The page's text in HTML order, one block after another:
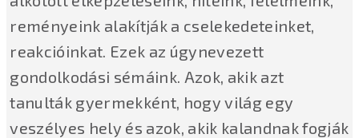
reményeink alakítják a cselekedeteinket,
reakcióinkat. Ezek az úgynevezett
gondolkodási sémáink. Azok, akik azt
tanulták gyermekként, hogy világ egy
veszélyes hely és azok, akik kalandnak fogják